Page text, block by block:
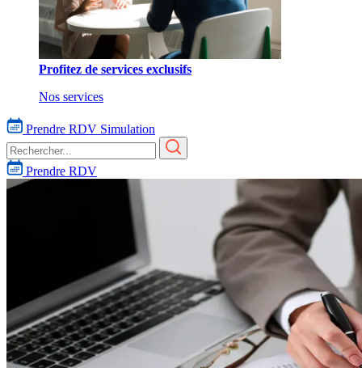
Profitez de services exclusifs
Nos services
Prendre RDV Simulation
Prendre RDV